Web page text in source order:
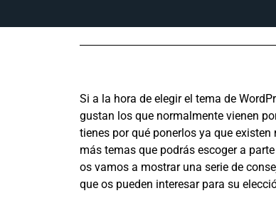
Si a la hora de elegir el tema de
gustan los que normalmente vienen
tienes por qué ponerlos ya que
más temas que podrás escoger a
os vamos a mostrar una serie de
que os pueden interesar para su